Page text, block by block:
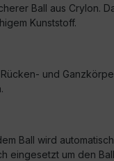
Ball aus Crylon.
Kunststoff.
und
Ball wird
eingesetzt um den